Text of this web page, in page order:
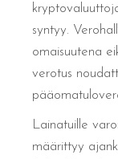
syntyy.
omaisuutena
verotus
Lainatuille
määrittyy